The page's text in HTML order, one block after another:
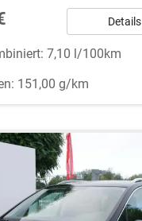
Details
7,10 l/100km
151,00 g/km